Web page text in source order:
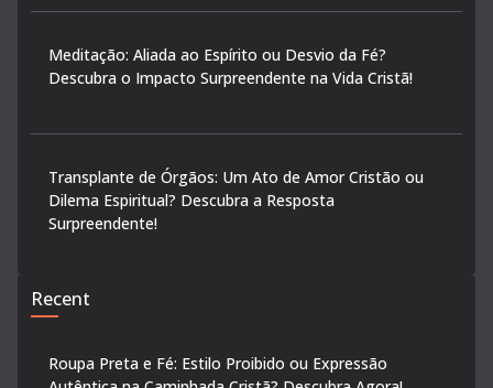
Meditação: Aliada ao Espírito ou Desvio da Fé?
Descubra o Impacto Surpreendente na Vida Cristã!
Transplante de Órgãos: Um Ato de Amor Cristão ou
Dilema Espiritual? Descubra a Resposta
Surpreendente!
Recent
Roupa Preta e Fé: Estilo Proibido ou Expressão